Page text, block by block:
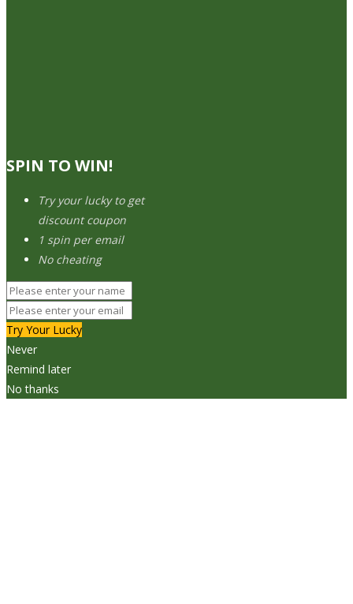
SPIN TO WIN!
Try your lucky to get
discount coupon
1 spin per email
No cheating
Try Your Lucky
Never
Remind later
No thanks